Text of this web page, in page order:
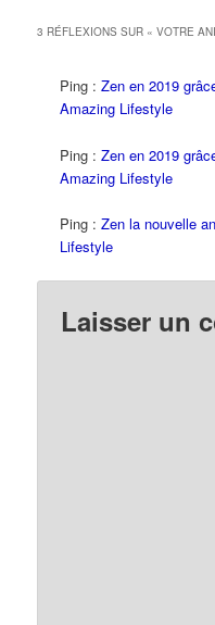
3 RÉFLEXIONS SUR «VOTRE
Ping :Zen en 2019
Amazing Lifestyle
Ping :Zen en 2019
Amazing Lifestyle
Ping :Zen la nouvelle
Lifestyle
Laisser un